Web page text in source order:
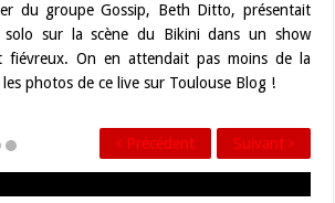
du groupe Gossip, Beth Ditto, présentait
solo sur la scène du Bikini dans un show
fiévreux. On en attendait pas moins de la
photos de ce live sur Toulouse Blog !
Suivant
Précédent